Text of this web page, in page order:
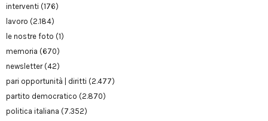
interventi (176)
lavoro (2.184)
le nostre foto (1)
memoria (670)
newsletter(42)
pari opportunità | diritti (2.477)
partito democratico (2.870)
politica italiana (7.352)